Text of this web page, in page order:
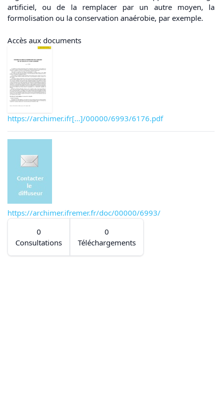
artificiel, ou de la remplacer par un autre moyen, la
formolisation ou la conservation anaérobie, par exemple.
Accès aux documents
https://archimer.ifr[...]/00000/6993/6176.pdf
https://archimer.ifremer.fr/doc/00000/6993/
0
Consultations
0
Téléchargements